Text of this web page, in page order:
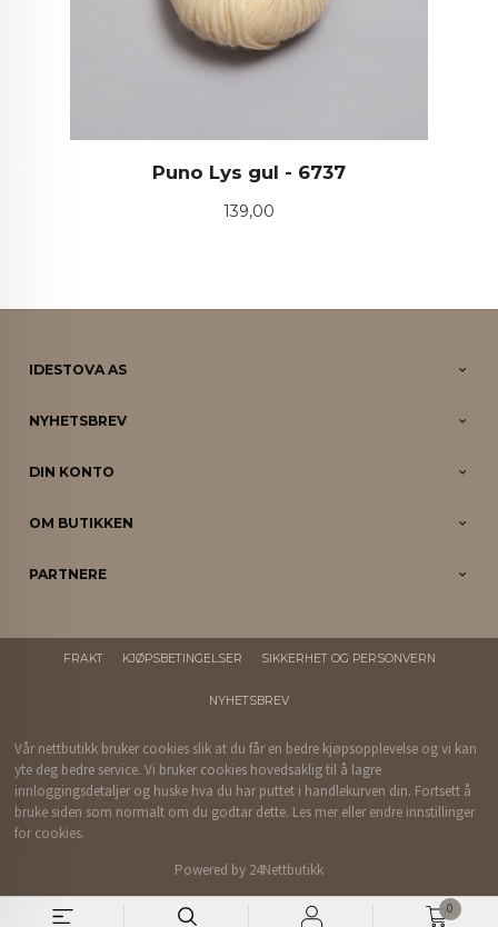
0
Puno Lys gul - 6737
Pris
139,00
IDESTOVA AS
NYHETSBREV
DIN KONTO
OM BUTIKKEN
PARTNERE
FRAKT KJØPSBETINGELSER SIKKERHET OG PERSONVERN
NYHETSBREV
Vår nettbutikk bruker cookies slik at du får en bedre kjøpsopplevelse og vi kan
yte deg bedre service. Vi bruker cookies hovedsaklig til å lagre
innloggingsdetaljer og huske hva du har puttet i handlekurven din. Fortsett å
bruke siden som normalt om du godtar dette. Les mer eller endre innstillinger
for cookies.
Powered by 24Nettbutikk